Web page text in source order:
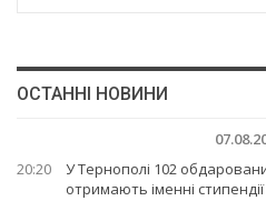
ОСТАННІ НОВИНИ
20:20
У Тернополі 102
отримають іменні стипендії